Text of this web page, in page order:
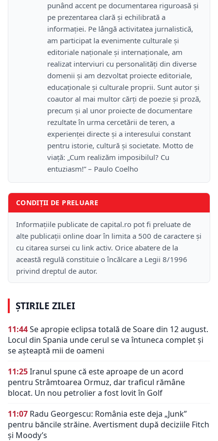
punând accent pe documentarea riguroasă și
pe prezentarea clară și echilibrată a
informației. Pe lângă activitatea jurnalistică,
am participat la evenimente culturale și
editoriale naționale și internaționale, am
realizat interviuri cu personalități din diverse
domenii și am dezvoltat proiecte editoriale,
educaționale și culturale proprii. Sunt autor și
coautor al mai multor cărți de poezie și proză,
precum și al unor proiecte de documentare
rezultate în urma cercetării de teren, a
experienței directe și a interesului constant
pentru istorie, cultură și societate. Motto de
viață: „Cum realizăm imposibilul? Cu
entuziasm!” – Paulo Coelho
CONDIȚII DE PRELUARE
Informațiile publicate de capital.ro pot fi preluate de
alte publicații online doar în limita a 500 de caractere și
cu citarea sursei cu link activ. Orice abatere de la
această regulă constituie o încălcare a Legii 8/1996
privind dreptul de autor.
ȘTIRILE ZILEI
11:44Se apropie eclipsa totală de Soare din 12 august.
Locul din Spania unde cerul se va întuneca complet și
se așteaptă mii de oameni
11:25Iranul spune că este aproape de un acord
pentru Strâmtoarea Ormuz, dar traficul rămâne
blocat. Un nou petrolier a fost lovit în Golf
11:07 Radu Georgescu: România este deja „Junk”
pentru băncile străine. Avertisment după deciziile Fitch
și Moody’s